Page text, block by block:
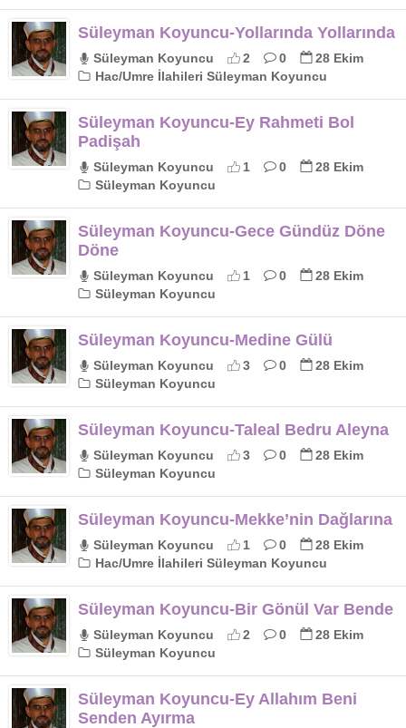
Süleyman Koyuncu-Yollarında Yollarında
Süleyman Koyuncu 2 0
28 Ekim
Hac/Umre İlahileri Süleyman Koyuncu
Süleyman Koyuncu-Ey Rahmeti Bol
Padişah
Süleyman Koyuncu 1 0
28 Ekim
Süleyman Koyuncu
Süleyman Koyuncu-Gece Gündüz Döne
Döne
Süleyman Koyuncu 1 0
28 Ekim
Süleyman Koyuncu
Süleyman Koyuncu-Medine Gülü
Süleyman Koyuncu 3 0
28 Ekim
Süleyman Koyuncu
Süleyman Koyuncu-Taleal Bedru Aleyna
Süleyman Koyuncu 3 0
28 Ekim
Süleyman Koyuncu
Süleyman Koyuncu-Mekke’nin Dağlarına
Süleyman Koyuncu 1 0
28 Ekim
Hac/Umre İlahileri Süleyman Koyuncu
Süleyman Koyuncu-Bir Gönül Var Bende
Süleyman Koyuncu 2 0
28 Ekim
Süleyman Koyuncu
Süleyman Koyuncu-Ey Allahım Beni
Senden Ayırma